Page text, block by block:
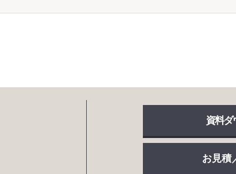
資料ダ
お見積